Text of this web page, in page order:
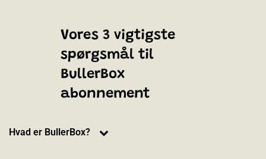
Vores 3 vigtigste
spørgsmål til
BullerBox
abonnement
Hvad er BullerBox?